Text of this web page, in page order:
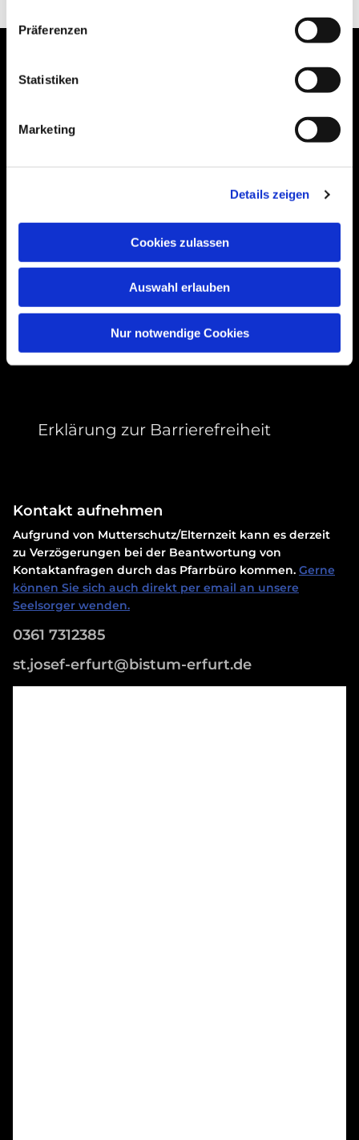
Präferenzen
Statistiken
Marketing
Details zeigen
Cookies zulassen
Auswahl erlauben
Nur notwendige Cookies
99089 Erfurt, Thüringen
Erklärung zur Barrierefreiheit
Kontakt aufnehmen
Aufgrund von Mutterschutz/Elternzeit kann es derzeit
zu Verzögerungen bei der Beantwortung von
Kontaktanfragen durch das Pfarrbüro kommen. Gerne
können Sie sich auch direkt per email an unsere
Seelsorger wenden.
0361 7312385
st.josef-erfurt@bistum-erfurt.de